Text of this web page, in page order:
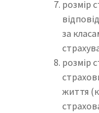
розмір
за
розмір
життя